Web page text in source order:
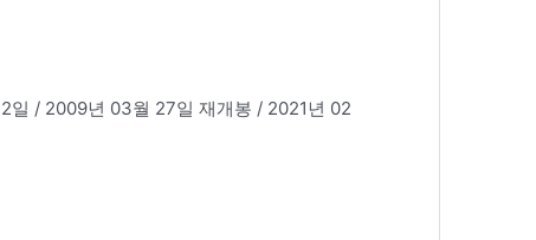
일 / 2009년 03월 27일 재개봉 / 2021년 02